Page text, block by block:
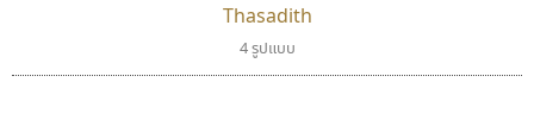
Thasadith
4 รูปแบบ